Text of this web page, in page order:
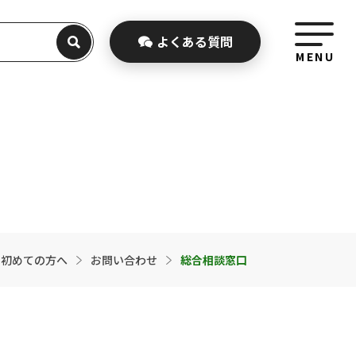
よくある質問
MENU
初めての方へ お問い合わせ 総合相談窓口